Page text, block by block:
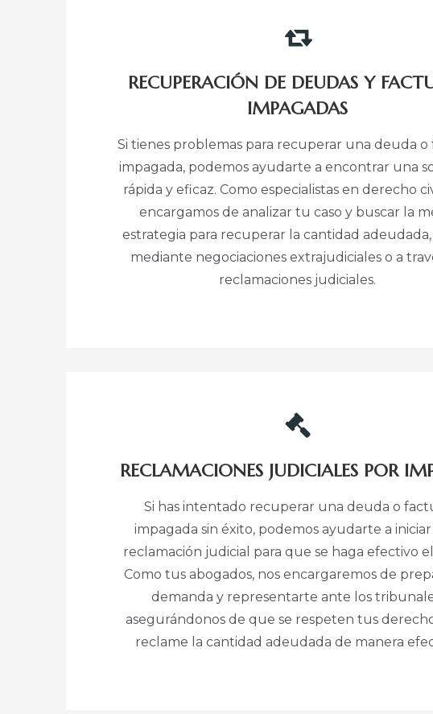
RECUPERACIÓN DE DEUDAS Y
IMPAGADAS
Si tienes problemas para recuperar una deuda o
impagada, podemos ayudarte a encontrar una
rápida y eficaz. Como especialistas en derecho
encargamos de analizar tu caso y buscar la
estrategia para recuperar la cantidad adeudada,
mediante negociaciones extrajudiciales o a
reclamaciones judiciales.
RECLAMACIONES JUDICIALES POR
Si has intentado recuperar una deuda o
impagada sin éxito, podemos ayudarte a
reclamación judicial para que se haga efectivo
Como tus abogados, nos encargaremos de
demanda y representarte ante los
asegurándonos de que se respeten tus
reclame la cantidad adeudada de manera